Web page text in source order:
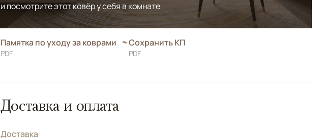
и посмотрите этот ковёр у себя в комнате
Памятка по уходу за коврами
PDF
Сохранить КП
PDF
Доставка и оплата
Доставка